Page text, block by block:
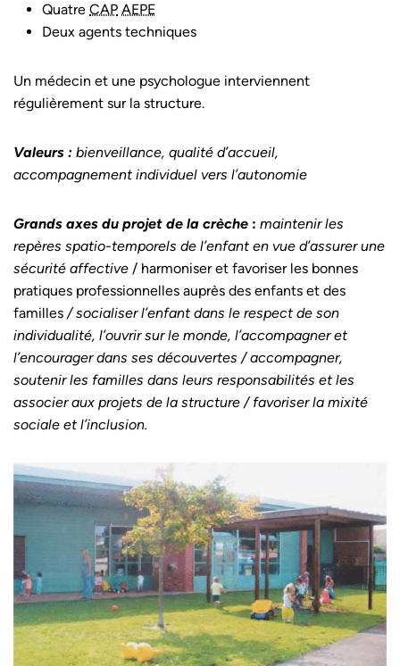
Quatre CAP AEPE
Deux agents techniques
Un médecin et une psychologue interviennent
régulièrement sur la structure.
Valeurs : bienveillance, qualité d’accueil,
accompagnement individuel vers l’autonomie
Grands axes du projet de la crèche : maintenir les
repères spatio-temporels de l’enfant en vue d’assurer une
sécurité affective / harmoniser et favoriser les bonnes
pratiques professionnelles auprès des enfants et des
familles /socialiser l’enfant dans le respect de son
individualité, l’ouvrir sur le monde, l’accompagner et
l’encourager dans ses découvertes / accompagner,
soutenir les familles dans leurs responsabilités et les
associer aux projets de la structure /favoriser la mixité
sociale et l’inclusion.